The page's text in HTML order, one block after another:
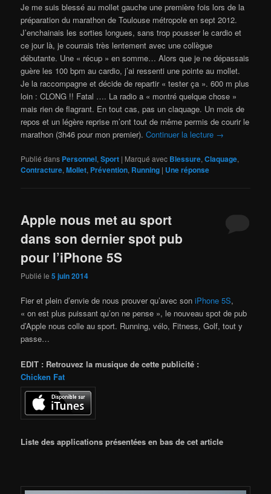
Je me suis blessé au mollet gauche une première fois lors de la
préparation du marathon de Toulouse métropole en sept 2012.
J’enchainais les sorties longues, sans trop pousser le cardio et
ce jour là, je courrais très lentement avec une collègue
débutante. Une « récup » en somme… Alors que je ne dépassais
guère les 100 bpm au cardio, j’ai ressenti une pointe au mollet.
Je la raccompagne et décide de repartir « tester ça ». 600 m plus
loin : CLONG !! Fatal …. La radio a « montré quelque chose »
mais rien de flagrant. En tout cas, pas un claquage. Un mois de
repos et un légère reprise m’ont tout de même permis de courir le
marathon (3h46 pour mon premier).Continuer la lecture →
Publié dans Personnel,Sport | Marqué avec Blessure,Claquage,
Contracture,Mollet, Prévention, Running | Uneréponse
Apple nous met au sport
dans son dernier spot pub
pour l’iPhone 5S
Publié le5 juin 2014
Fier et plein d’envie de nous prouver qu’avec soniPhone 5S,
« on est plus puissant qu’on ne pense », le nouveau spot de pub
d’Apple nous colle au sport. Running, vélo, Fitness, Golf, tout y
passe…
EDIT : Retrouvez la musique de cette publicité :
Chicken Fat
Liste des applications présentées en bas de cet article